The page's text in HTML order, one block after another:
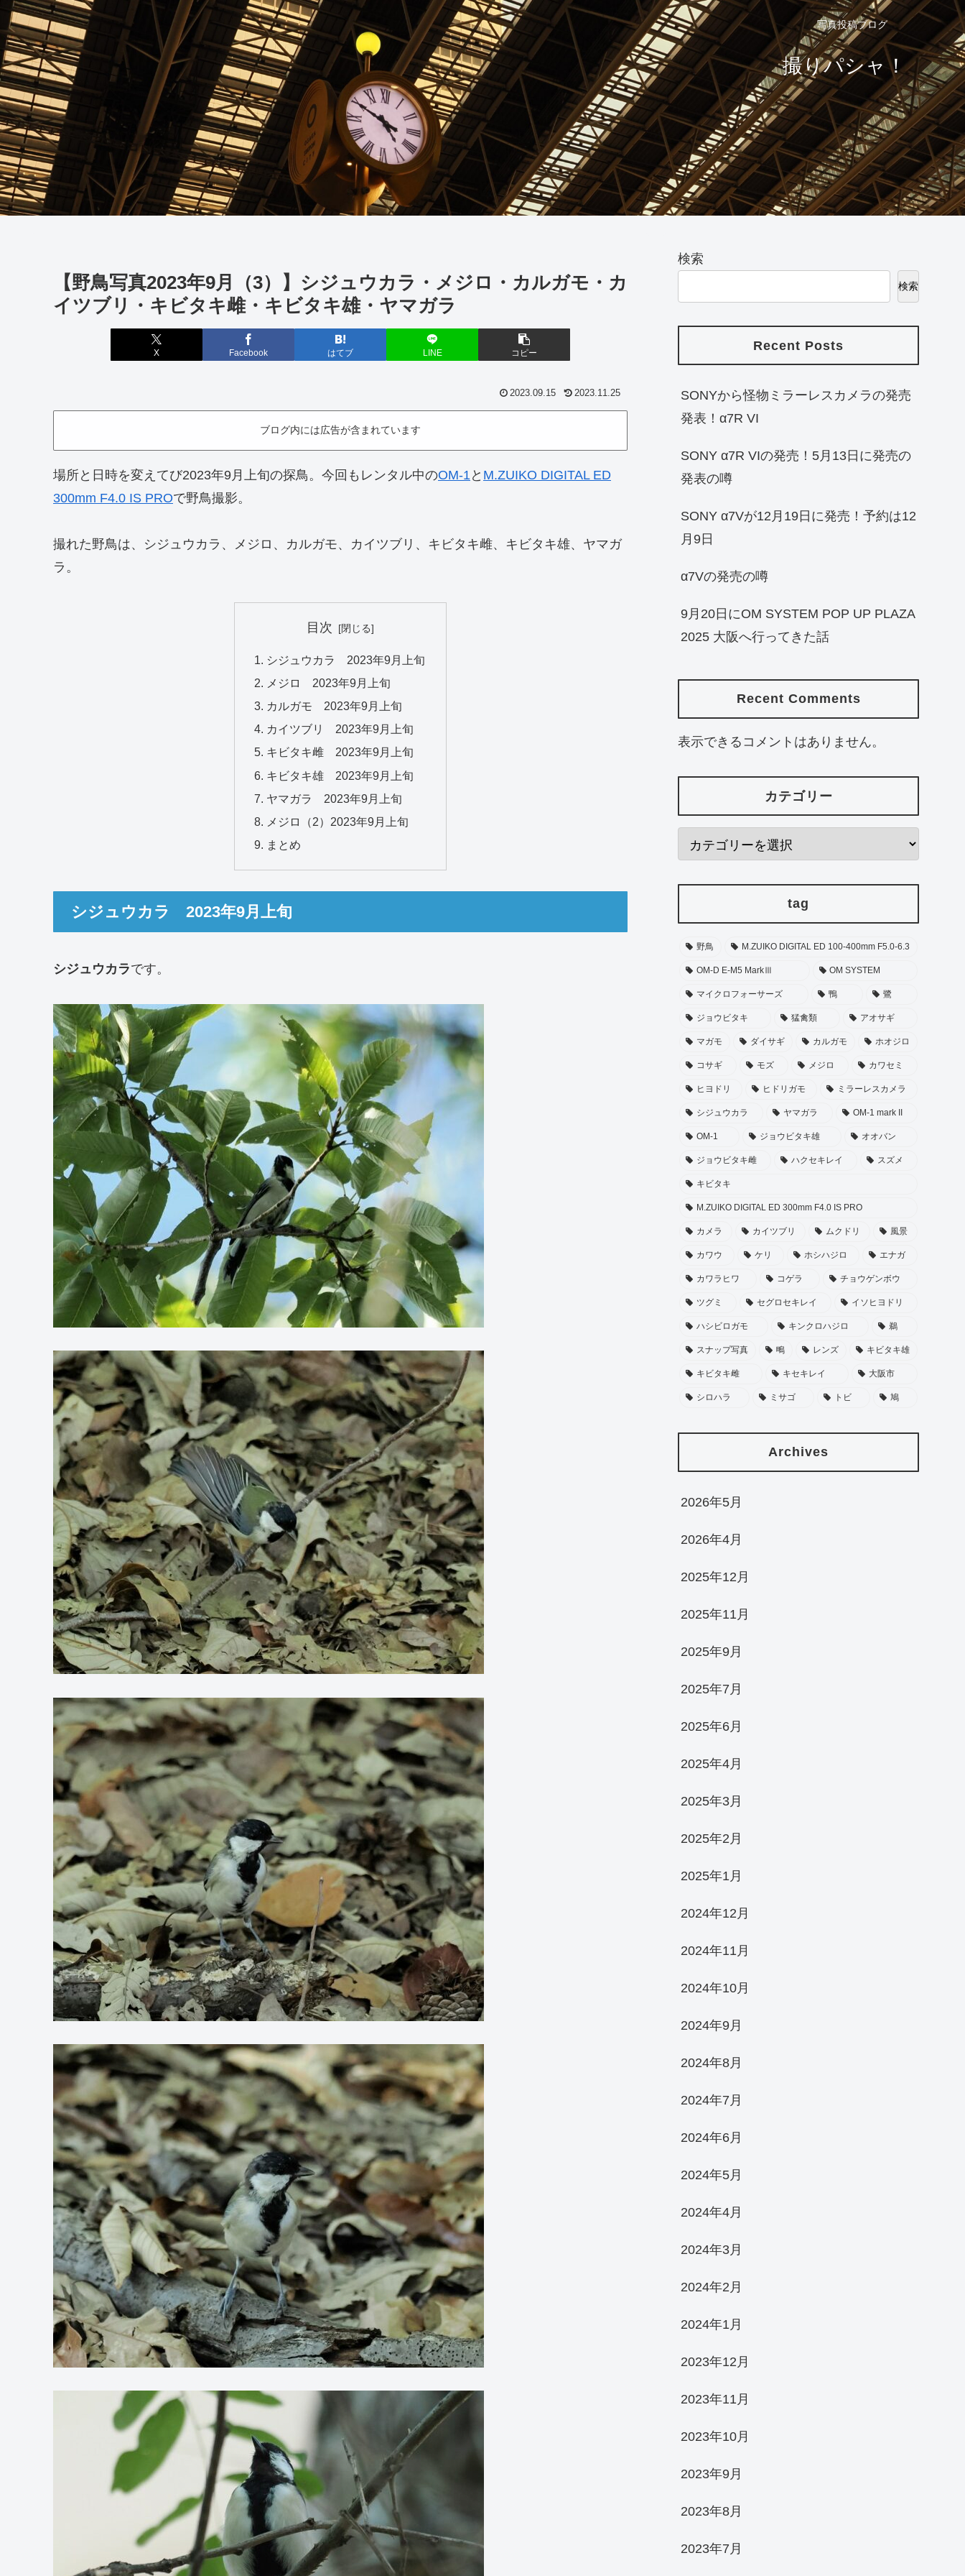
写真投稿ブログ
撮りパシャ！
【野鳥写真2023年9月（3）】シジュウカラ・メジロ・カルガモ・カ
イツブリ・キビタキ雌・キビタキ雄・ヤマガラ
X Facebook はてブ LINE コピー
2023.09.15 2023.11.25
ブログ内には広告が含まれています
場所と日時を変えてび2023年9月上旬の探鳥。今回もレンタル中のOM-1 と M.ZUIKO DIGITAL ED
300mm F4.0 IS PROで野鳥撮影。
撮れた野鳥は、シジュウカラ、メジロ、カルガモ、カイツブリ、キビタキ雌、キビタキ雄、ヤマガ
ラ。
目次
シジュウカラ 2023年9月上旬
メジロ 2023年9月上旬
カルガモ 2023年9月上旬
カイツブリ 2023年9月上旬
キビタキ雌 2023年9月上旬
キビタキ雄 2023年9月上旬
ヤマガラ 2023年9月上旬
メジロ（2）2023年9月上旬
まとめ
シジュウカラ 2023年9月上旬
シジュウカラです。
検索
検索
Recent Posts
SONYから怪物ミラーレスカメラの発売
発表！α7R VI
SONY α7R VIの発売！5月13日に発売の
発表の噂
SONY α7Vが12月19日に発売！予約は12
月9日
α7Vの発売の噂
9月20日にOM SYSTEM POP UP PLAZA
2025 大阪へ行ってきた話
Recent Comments
表示できるコメントはありません。
カテゴリー
tag
野鳥 M.ZUIKO DIGITAL ED 100-400mm F5.0-6.3
OM-D E-M5 MarkⅢ OM SYSTEM
マイクロフォーサーズ 鴨 鷺
ジョウビタキ 猛禽類 アオサギ
マガモ ダイサギ カルガモ ホオジロ
コサギ モズ メジロ カワセミ
ヒヨドリ ヒドリガモ ミラーレスカメラ
シジュウカラ ヤマガラ OM-1 mark II
OM-1 ジョウビタキ雄 オオバン
ジョウビタキ雌 ハクセキレイ スズメ
キビタキ
M.ZUIKO DIGITAL ED 300mm F4.0 IS PRO
カメラ カイツブリ ムクドリ 風景
カワウ ケリ ホシハジロ エナガ
カワラヒワ コゲラ チョウゲンボウ
ツグミ セグロセキレイ イソヒヨドリ
ハシビロガモ キンクロハジロ 鵜
スナップ写真 鴫 レンズ キビタキ雄
キビタキ雌 キセキレイ 大阪市
シロハラ ミサゴ トビ 鳩
Archives
2026年5月
2026年4月
2025年12月
2025年11月
2025年9月
2025年7月
2025年6月
2025年4月
2025年3月
2025年2月
2025年1月
2024年12月
2024年11月
2024年10月
2024年9月
2024年8月
2024年7月
2024年6月
2024年5月
2024年4月
2024年3月
2024年2月
2024年1月
2023年12月
2023年11月
2023年10月
2023年9月
2023年8月
2023年7月